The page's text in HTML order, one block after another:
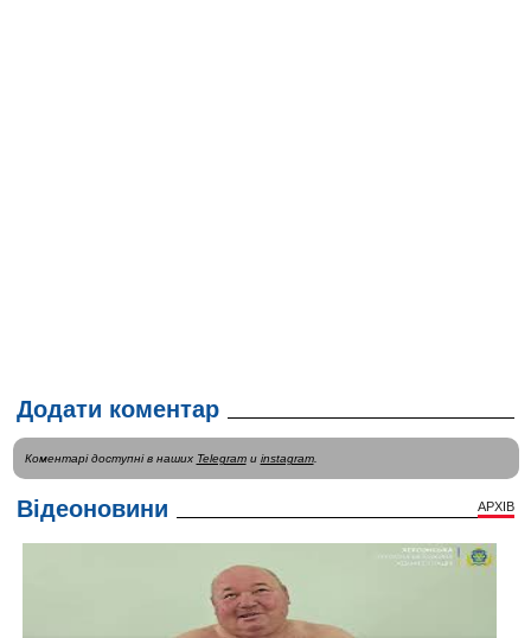
Додати коментар
Коментарі доступні в наших Telegramи instagram.
Відеоновини АРХІВ